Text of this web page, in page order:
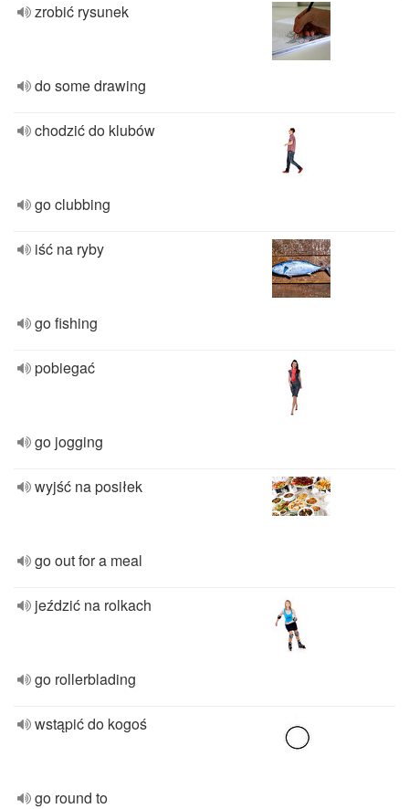
zrobić rysunek
do some drawing
chodzić do klubów
go clubbing
iść na ryby
go fishing
pobiegać
go jogging
wyjść na posiłek
go out for a meal
jeździć na rolkach
go rollerblading
wstąpić do kogoś
go round to